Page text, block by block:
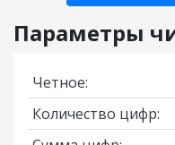
Параметры
Четное:
Количество цифр: